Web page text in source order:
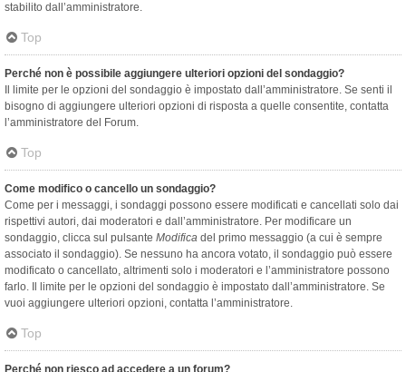
stabilito dall’amministratore.
Top
Perché non è possibile aggiungere ulteriori opzioni del sondaggio?
Il limite per le opzioni del sondaggio è impostato dall’amministratore. Se senti il
bisogno di aggiungere ulteriori opzioni di risposta a quelle consentite, contatta
l’amministratore del Forum.
Top
Come modifico o cancello un sondaggio?
Come per i messaggi, i sondaggi possono essere modificati e cancellati solo dai
rispettivi autori, dai moderatori e dall’amministratore. Per modificare un
sondaggio, clicca sul pulsante Modifica del primo messaggio (a cui è sempre
associato il sondaggio). Se nessuno ha ancora votato, il sondaggio può essere
modificato o cancellato, altrimenti solo i moderatori e l’amministratore possono
farlo. Il limite per le opzioni del sondaggio è impostato dall’amministratore. Se
vuoi aggiungere ulteriori opzioni, contatta l’amministratore.
Top
Perché non riesco ad accedere a un forum?